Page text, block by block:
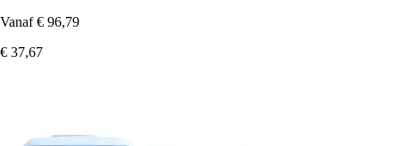
Vanaf € 96,79
€ 37,67